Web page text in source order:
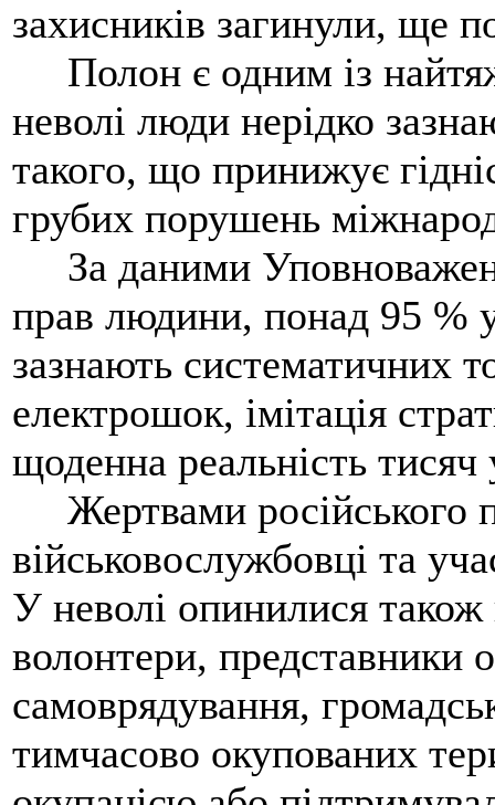
захисників загинули, ще
Полон є одним із
неволі люди нерідко
такого, що принижує
грубих порушень
За даними
прав людини, понад 95 %
зазнають систематичних
електрошок, імітація
щоденна реальність тисяч
Жертвами російського
військовослужбовці та
У неволі опинилися також
волонтери, представники
самоврядування,
тимчасово окупованих